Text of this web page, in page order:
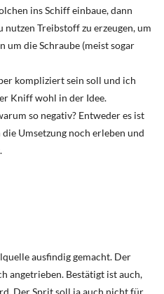
ins Schiff einbaue, dann
Treibstoff zu erzeugen, um
um die Schraube (meist sogar
kompliziert sein soll und ich
Kniff wohl in der Idee.
so negativ? Entweder es ist
Umsetzung noch erleben und
ausfindig gemacht. Der
angetrieben. Bestätigt ist auch,